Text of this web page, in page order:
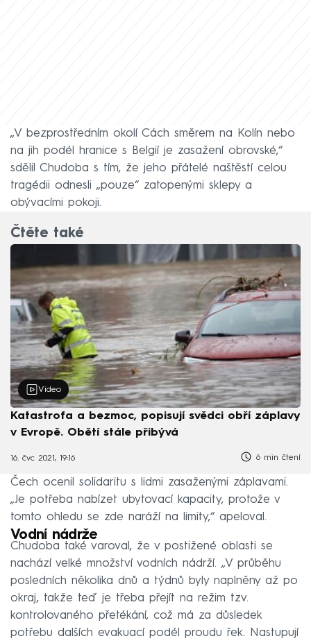
„V bezprostředním okolí Cách směrem na Kolín nebo
na jih podél hranice s Belgií je zasažení obrovské,“
sdělil Chudoba s tím, že jeho přátelé naštěstí celou
tragédii odnesli „pouze“ zatopenými sklepy a
obývacími pokoji.
Čtěte také
Video
Katastrofa a bezmoc, popisují svědci obří záplavy
v Evropě. Obětí stále přibývá
16. čvc 2021, 19:16 6 min čtení
Čech ocenil solidaritu s lidmi zasaženými záplavami.
„Je potřeba nabízet ubytovací kapacity, protože v
tomto ohledu se zde naráží na limity,“ apeloval.
Vodní nádrže
Chudoba také varoval, že v postižené oblasti se
nachází velké množství vodních nádrží. „V průběhu
posledních několika dnů a týdnů byly naplněny až po
okraj, takže teď je třeba přejít na režim tzv.
kontrolovaného přetékání, což má za důsledek
potřebu dalších evakuací podél proudu řek. Nastupují